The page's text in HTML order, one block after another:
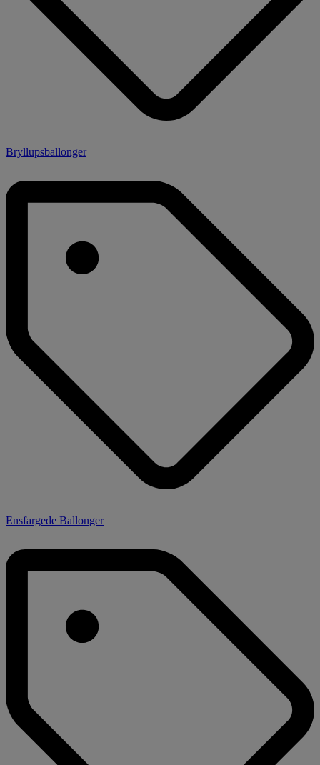
Bryllupsballonger
Ensfargede Ballonger